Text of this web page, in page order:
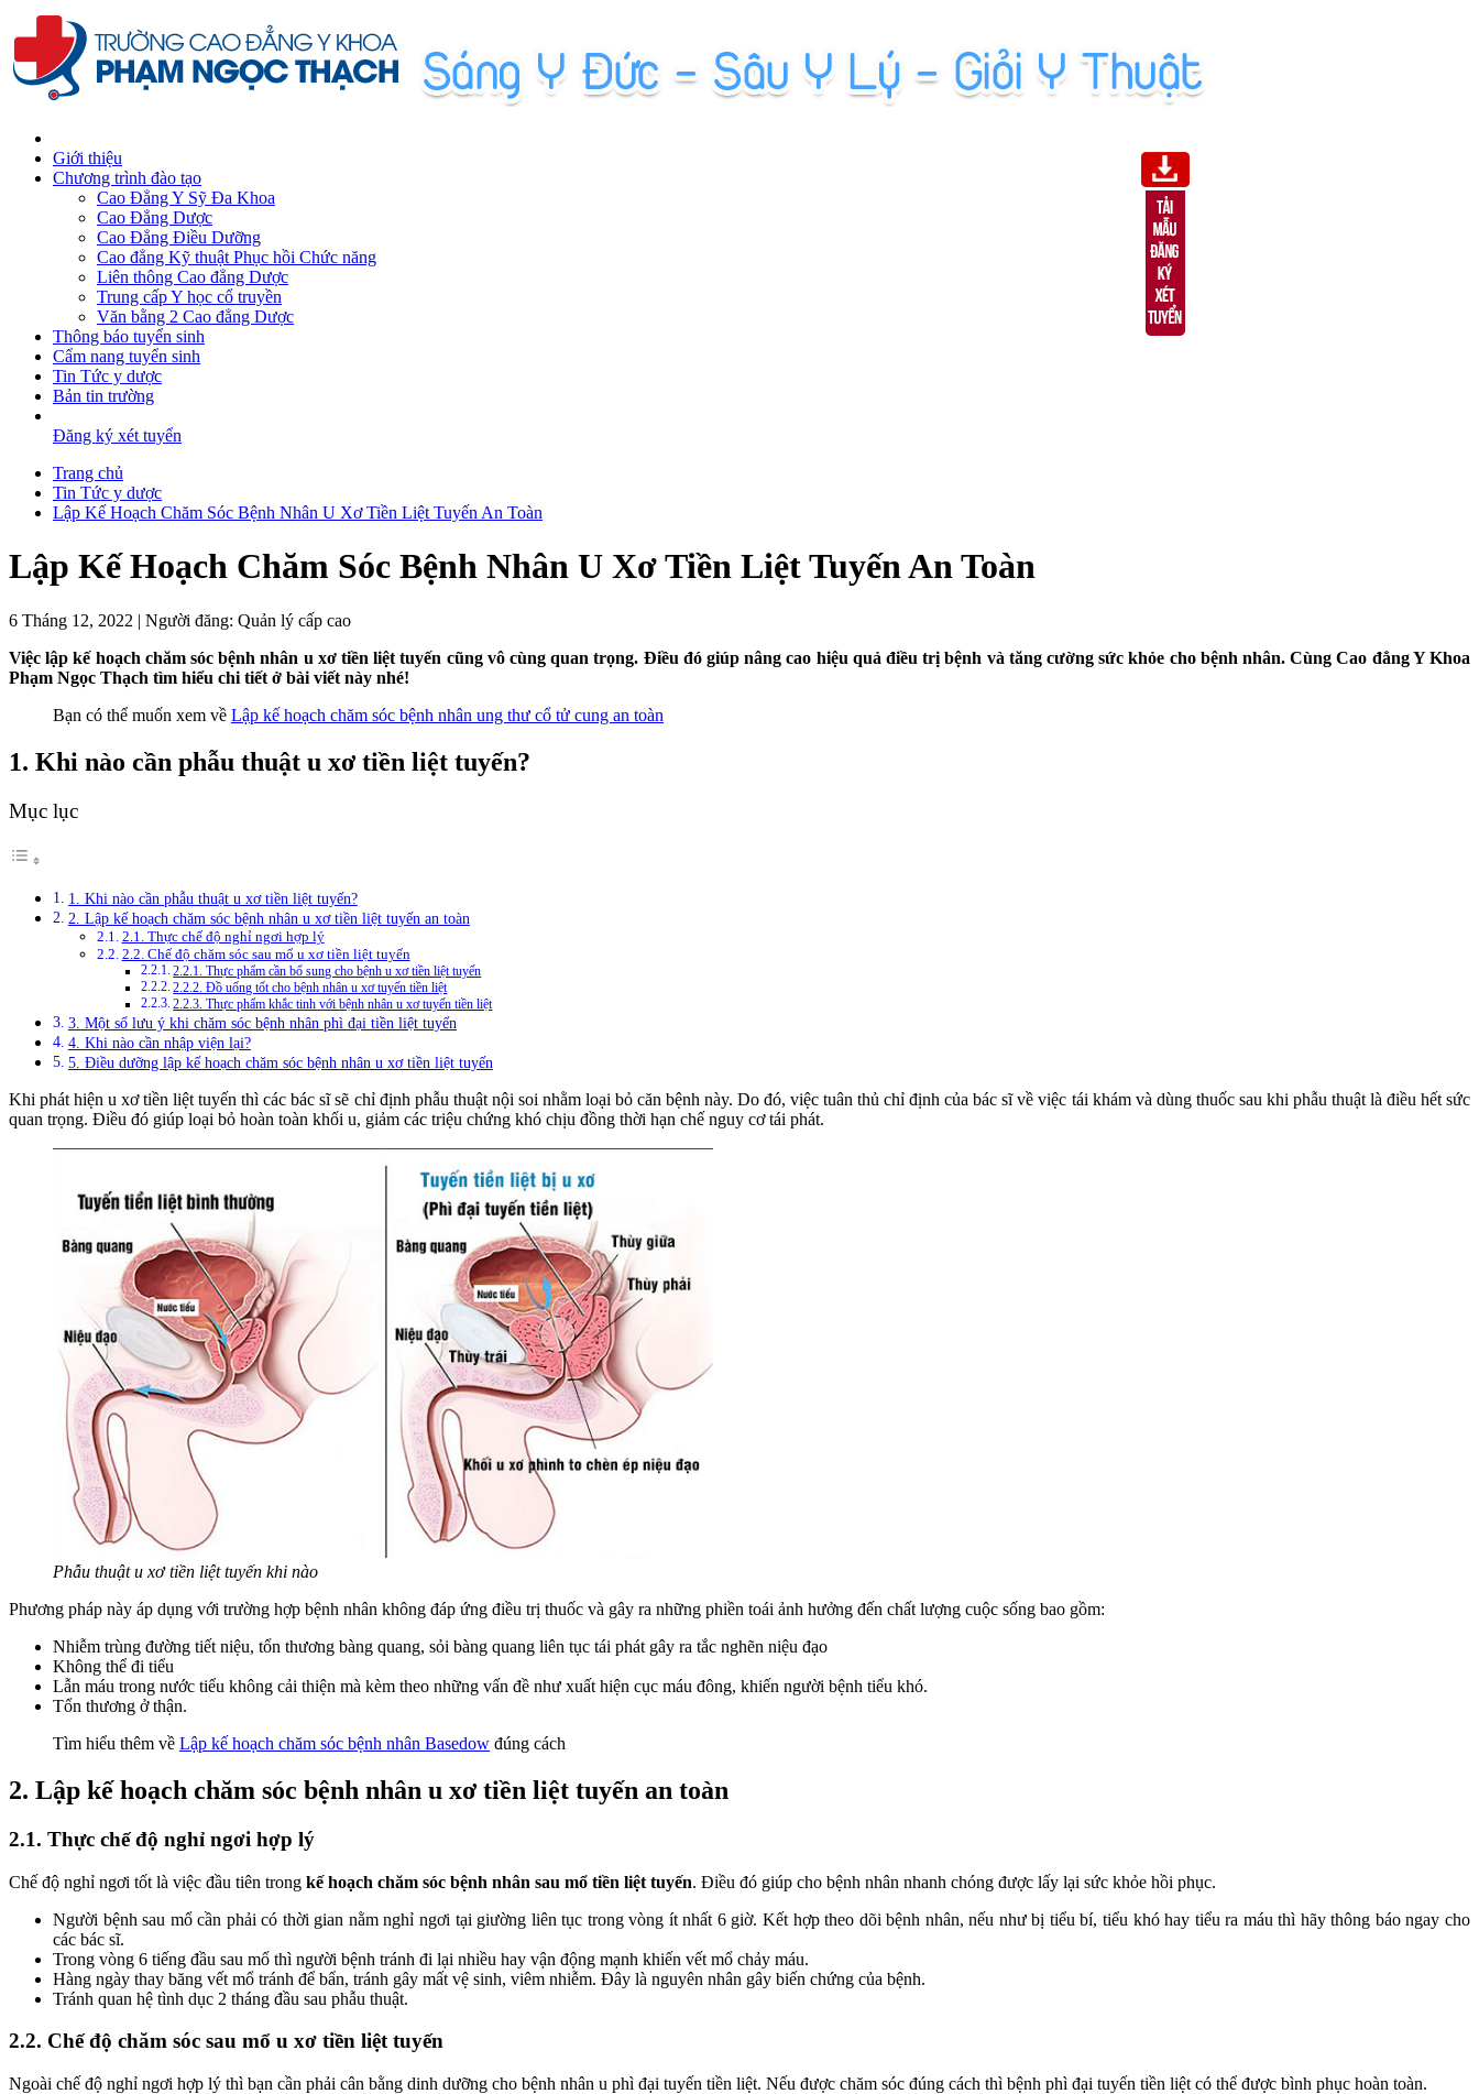
Giới thiệu
Chương trình đào tạo
Cao Đẳng Y Sỹ Đa Khoa
Cao Đẳng Dược
Cao Đẳng Điều Dưỡng
Cao đẳng Kỹ thuật Phục hồi Chức năng
Liên thông Cao đẳng Dược
Trung cấp Y học cổ truyền
Văn bằng 2 Cao đẳng Dược
Thông báo tuyển sinh
Cẩm nang tuyển sinh
Tin Tức y dược
Bản tin trường
Đăng ký xét tuyển
Trang chủ
Tin Tức y dược
Lập Kế Hoạch Chăm Sóc Bệnh Nhân U Xơ Tiền Liệt Tuyến An Toàn
Lập Kế Hoạch Chăm Sóc Bệnh Nhân U Xơ Tiền Liệt Tuyến An Toàn
6 Tháng 12, 2022 | Người đăng: Quản lý cấp cao
Việc lập kế hoạch chăm sóc bệnh nhân u xơ tiền liệt tuyến cũng vô cùng quan trọng. Điều đó giúp nâng cao hiệu quả điều trị bệnh và tăng cường sức khỏe cho bệnh nhân. Cùng Cao đẳng Y Khoa
Phạm Ngọc Thạch tìm hiểu chi tiết ở bài viết này nhé!
Bạn có thể muốn xem về Lập kế hoạch chăm sóc bệnh nhân ung thư cổ tử cung an toàn
1. Khi nào cần phẫu thuật u xơ tiền liệt tuyến?
Mục lục
1. Khi nào cần phẫu thuật u xơ tiền liệt tuyến?
2. Lập kế hoạch chăm sóc bệnh nhân u xơ tiền liệt tuyến an toàn
2.1. Thực chế độ nghỉ ngơi hợp lý
2.2. Chế độ chăm sóc sau mổ u xơ tiền liệt tuyến
2.2.1. Thực phẩm cần bổ sung cho bệnh u xơ tiền liệt tuyến
2.2.2. Đồ uống tốt cho bệnh nhân u xơ tuyến tiền liệt
2.2.3. Thực phẩm khắc tinh với bệnh nhân u xơ tuyến tiền liệt
3. Một số lưu ý khi chăm sóc bệnh nhân phì đại tiền liệt tuyến
4. Khi nào cần nhập viện lại?
5. Điều dưỡng lập kế hoạch chăm sóc bệnh nhân u xơ tiền liệt tuyến
Khi phát hiện u xơ tiền liệt tuyến thì các bác sĩ sẽ chỉ định phẫu thuật nội soi nhằm loại bỏ căn bệnh này. Do đó, việc tuân thủ chỉ định của bác sĩ về việc tái khám và dùng thuốc sau khi phẫu thuật là điều hết sức
quan trọng. Điều đó giúp loại bỏ hoàn toàn khối u, giảm các triệu chứng khó chịu đồng thời hạn chế nguy cơ tái phát.
Phẫu thuật u xơ tiền liệt tuyến khi nào
Phương pháp này áp dụng với trường hợp bệnh nhân không đáp ứng điều trị thuốc và gây ra những phiền toái ảnh hưởng đến chất lượng cuộc sống bao gồm:
Nhiễm trùng đường tiết niệu, tổn thương bàng quang, sỏi bàng quang liên tục tái phát gây ra tắc nghẽn niệu đạo
Không thể đi tiểu
Lẫn máu trong nước tiểu không cải thiện mà kèm theo những vấn đề như xuất hiện cục máu đông, khiến người bệnh tiểu khó.
Tổn thương ở thận.
Tìm hiểu thêm về Lập kế hoạch chăm sóc bệnh nhân Basedow đúng cách
2. Lập kế hoạch chăm sóc bệnh nhân u xơ tiền liệt tuyến an toàn
2.1. Thực chế độ nghỉ ngơi hợp lý
Chế độ nghỉ ngơi tốt là việc đầu tiên trong kế hoạch chăm sóc bệnh nhân sau mổ tiền liệt tuyến. Điều đó giúp cho bệnh nhân nhanh chóng được lấy lại sức khỏe hồi phục.
Người bệnh sau mổ cần phải có thời gian nằm nghỉ ngơi tại giường liên tục trong vòng ít nhất 6 giờ. Kết hợp theo dõi bệnh nhân, nếu như bị tiểu bí, tiểu khó hay tiểu ra máu thì hãy thông báo ngay cho
các bác sĩ.
Trong vòng 6 tiếng đầu sau mổ thì người bệnh tránh đi lại nhiều hay vận động mạnh khiến vết mổ chảy máu.
Hàng ngày thay băng vết mổ tránh để bẩn, tránh gây mất vệ sinh, viêm nhiễm. Đây là nguyên nhân gây biến chứng của bệnh.
Tránh quan hệ tình dục 2 tháng đầu sau phẫu thuật.
2.2. Chế độ chăm sóc sau mổ u xơ tiền liệt tuyến
Ngoài chế độ nghỉ ngơi hợp lý thì bạn cần phải cân bằng dinh dưỡng cho bệnh nhân u phì đại tuyến tiền liệt. Nếu được chăm sóc đúng cách thì bệnh phì đại tuyến tiền liệt có thể được bình phục hoàn toàn.